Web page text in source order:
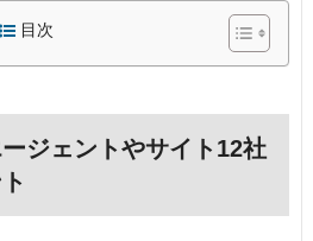
目次
ジェントやサイト12社